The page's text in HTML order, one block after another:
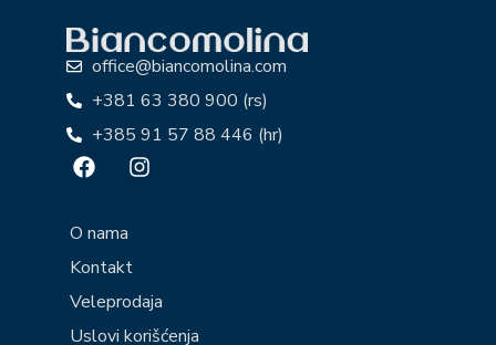
office@biancomolina.com
+381 63 380 900 (rs)
+385 91 57 88 446 (hr)
O nama
Kontakt
Veleprodaja
Uslovi korišćenja